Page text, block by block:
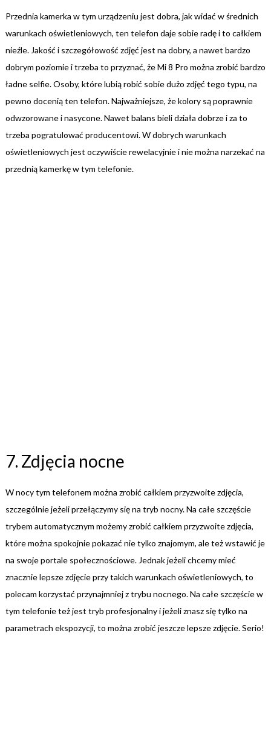
Przednia kamerka w tym urządzeniu jest dobra, jak widać w średnich
warunkach oświetleniowych, ten telefon daje sobie radę i to całkiem
nieźle. Jakość i szczegółowość zdjęć jest na dobry, a nawet bardzo
dobrym poziomie i trzeba to przyznać, że Mi 8 Pro można zrobić bardzo
ładne selfie. Osoby, które lubią robić sobie dużo zdjęć tego typu, na
pewno docenią ten telefon. Najważniejsze, że kolory są poprawnie
odwzorowane i nasycone. Nawet balans bieli działa dobrze i za to
trzeba pogratulować producentowi. W dobrych warunkach
oświetleniowych jest oczywiście rewelacyjnie i nie można narzekać na
przednią kamerkę w tym telefonie.
7. Zdjęcia nocne
W nocy tym telefonem można zrobić całkiem przyzwoite zdjęcia,
szczególnie jeżeli przełączymy się na tryb nocny. Na całe szczęście
trybem automatycznym możemy zrobić całkiem przyzwoite zdjęcia,
które można spokojnie pokazać nie tylko znajomym, ale też wstawić je
na swoje portale społecznościowe. Jednak jeżeli chcemy mieć
znacznie lepsze zdjęcie przy takich warunkach oświetleniowych, to
polecam korzystać przynajmniej z trybu nocnego. Na całe szczęście w
tym telefonie też jest tryb profesjonalny i jeżeli znasz się tylko na
parametrach ekspozycji, to można zrobić jeszcze lepsze zdjęcie. Serio!